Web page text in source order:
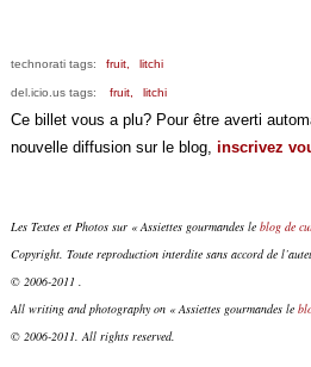
technorati tags: fruit, litchi
del.icio.us tags: fruit, litchi
Ce billet vous a plu? Pour être averti
nouvelle diffusion sur le blog, inscrivez
Les Textes et Photos sur « Assiettes gourmandes le blog de
Copyright. Toute reproduction interdite sans accord de
© 2006-2011 .
All writing and photography on « Assiettes gourmandes le
© 2006-2011. All rights reserved.